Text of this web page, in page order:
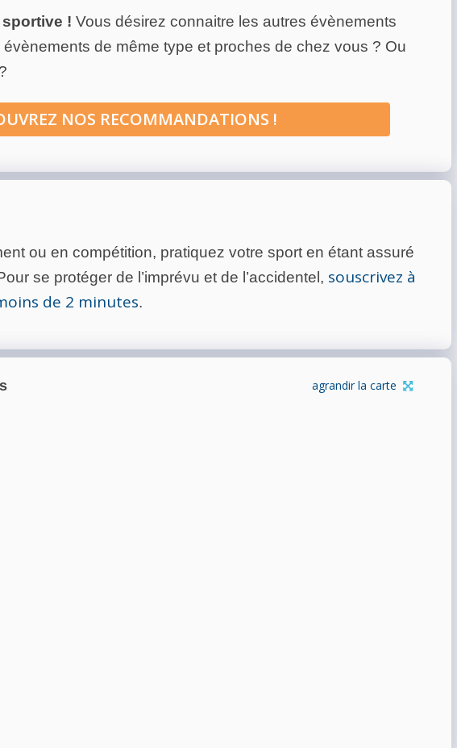
! Vous désirez connaitre les autres évènements
de même type et proches de chez vous ? Ou
NOS RECOMMANDATIONS !
ou en compétition, pratiquez votre sport en étant assuré
se protéger de l’imprévu et de l’accidentel, souscrivez à
de 2 minutes.
agrandir la carte